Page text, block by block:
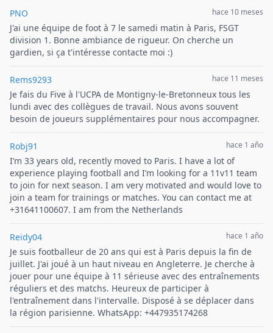
PNO hace 10 meses
J'ai une équipe de foot à 7 le samedi matin à Paris, FSGT
division 1. Bonne ambiance de rigueur. On cherche un
gardien, si ça t'intéresse contacte moi :)
Rems9293 hace 11 meses
Je fais du Five à l'UCPA de Montigny-le-Bretonneux tous les
lundi avec des collègues de travail. Nous avons souvent
besoin de joueurs supplémentaires pour nous accompagner.
Robj91 hace 1 año
I’m 33 years old, recently moved to Paris. I have a lot of
experience playing football and I’m looking for a 11v11 team
to join for next season. I am very motivated and would love to
join a team for trainings or matches. You can contact me at
+31641100607. I am from the Netherlands
Reidy04 hace 1 año
Je suis footballeur de 20 ans qui est à Paris depuis la fin de
juillet. J'ai joué à un haut niveau en Angleterre. Je cherche à
jouer pour une équipe à 11 sérieuse avec des entraînements
réguliers et des matchs. Heureux de participer à
l'entraînement dans l'intervalle. Disposé à se déplacer dans
la région parisienne. WhatsApp: +447935174268